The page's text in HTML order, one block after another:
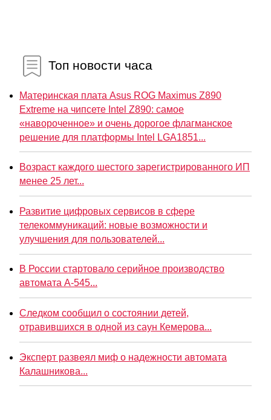
Топ новости часа
Материнская плата Asus ROG Maximus Z890
Extreme на чипсете Intel Z890: самое
«навороченное» и очень дорогое флагманское
решение для платформы Intel LGA1851...
Возраст каждого шестого зарегистрированного ИП
менее 25 лет...
Развитие цифровых сервисов в сфере
телекоммуникаций: новые возможности и
улучшения для пользователей...
В России стартовало серийное производство
автомата А-545...
Следком сообщил о состоянии детей,
отравившихся в одной из саун Кемерова...
Эксперт развеял миф о надежности автомата
Калашникова...